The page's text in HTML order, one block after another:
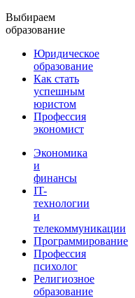
Выбираем
образование
Юридическое
образование
Как стать
успешным
юристом
Профессия
экономист
Экономика
и
финансы
IT-
технологии
и
телекоммуникации
Программирование
Профессия
психолог
Религиозное
образование